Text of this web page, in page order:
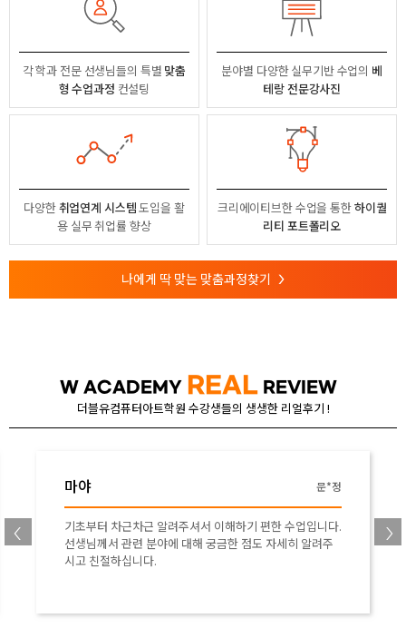
각 학과 전문 선생님들의 특별 맞춤
형 수업과정 컨설팅
분야별 다양한 실무기반 수업의 베
테랑 전문강사진
다양한취업연계 시스템도입을 활
용실무 취업률 향상
크리에이티브한 수업을 통한하이퀄
리티 포트폴리오
나에게 딱 맞는 맞춤과정찾기 >
W ACADEMY REAL REVIEW
더블유컴퓨터아트학원 수강생들의 생생한 리얼후기 !
마야 문*희
잘 가르쳐 주셔서 감사했습니다.